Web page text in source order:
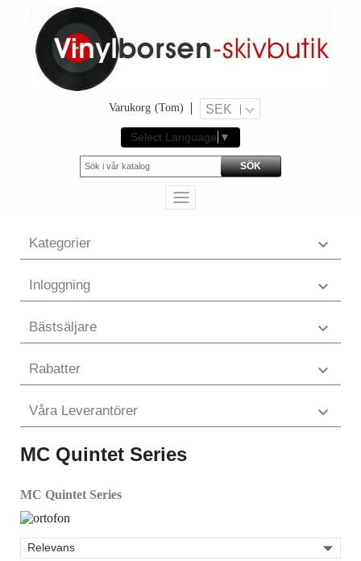
Varukorg (Tom) SEK
Select Language ▼
SÖK
Kategorier 
Inloggning 
Bästsäljare 
Rabatter 
Våra Leverantörer 
MC Quintet Series
MC Quintet Series
Relevans 